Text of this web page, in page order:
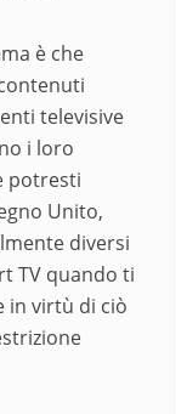
è che
televisive
i loro
potresti
Unito,
diversi
TV quando ti
in virtù di ciò